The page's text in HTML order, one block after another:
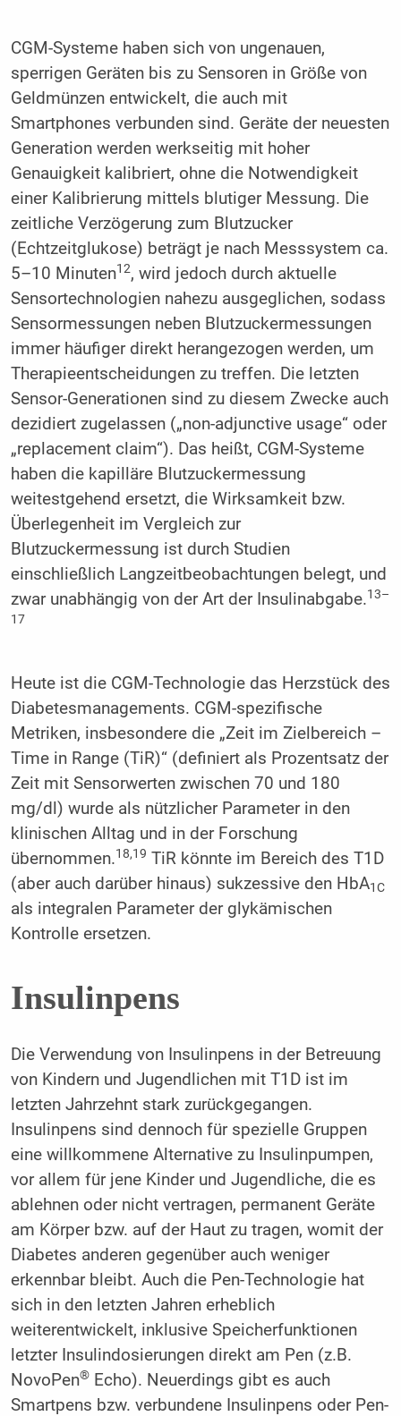
CGM-Systeme haben sich von ungenauen,
sperrigen Geräten bis zu Sensoren in Größe von
Geldmünzen entwickelt, die auch mit
Smartphones verbunden sind. Geräte der neuesten
Generation werden werkseitig mit hoher
Genauigkeit kalibriert, ohne die Notwendigkeit
einer Kalibrierung mittels blutiger Messung. Die
zeitliche Verzögerung zum Blutzucker
(Echtzeitglukose) beträgt je nach Messsystem ca.
5–10 Minuten12, wird jedoch durch aktuelle
Sensortechnologien nahezu ausgeglichen, sodass
Sensormessungen neben Blutzuckermessungen
immer häufiger direkt herangezogen werden, um
Therapieentscheidungen zu treffen. Die letzten
Sensor-Generationen sind zu diesem Zwecke auch
dezidiert zugelassen („non-adjunctive usage“ oder
„replacement claim“). Das heißt, CGM-Systeme
haben die kapilläre Blutzuckermessung
weitestgehend ersetzt, die Wirksamkeit bzw.
Überlegenheit im Vergleich zur
Blutzuckermessung ist durch Studien
einschließlich Langzeitbeobachtungen belegt, und
zwar unabhängig von der Art der Insulinabgabe.13–
17
Heute ist die CGM-Technologie das Herzstück des
Diabetesmanagements. CGM-spezifische
Metriken, insbesondere die „Zeit im Zielbereich –
Time in Range (TiR)“ (definiert als Prozentsatz der
Zeit mit Sensorwerten zwischen 70 und 180
mg/dl) wurde als nützlicher Parameter in den
klinischen Alltag und in der Forschung
übernommen.18,19 TiR könnte im Bereich des T1D
(aber auch darüber hinaus) sukzessive den HbA1C
als integralen Parameter der glykämischen
Kontrolle ersetzen.
Insulinpens
Die Verwendung von Insulinpens in der Betreuung
von Kindern und Jugendlichen mit T1D ist im
letzten Jahrzehnt stark zurückgegangen.
Insulinpens sind dennoch für spezielle Gruppen
eine willkommene Alternative zu Insulinpumpen,
vor allem für jene Kinder und Jugendliche, die es
ablehnen oder nicht vertragen, permanent Geräte
am Körper bzw. auf der Haut zu tragen, womit der
Diabetes anderen gegenüber auch weniger
erkennbar bleibt. Auch die Pen-Technologie hat
sich in den letzten Jahren erheblich
weiterentwickelt, inklusive Speicherfunktionen
letzter Insulindosierungen direkt am Pen (z.B.
NovoPen®Echo). Neuerdings gibt es auch
Smartpens bzw. verbundene Insulinpens oder Pen-